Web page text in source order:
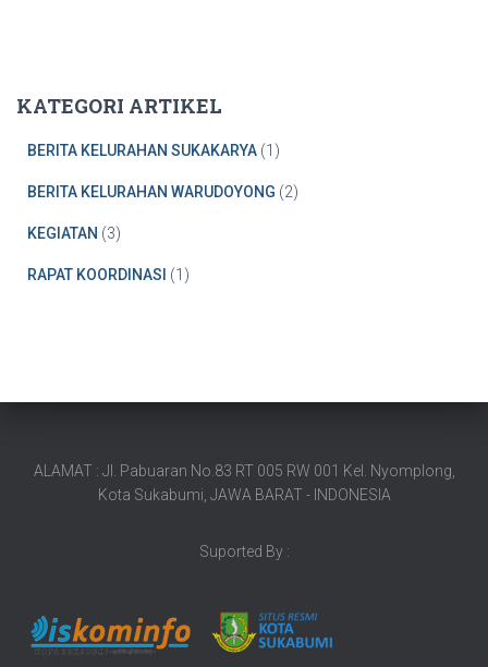
KATEGORI ARTIKEL
BERITA KELURAHAN SUKAKARYA (1)
BERITA KELURAHAN WARUDOYONG (2)
KEGIATAN (3)
RAPAT KOORDINASI (1)
ALAMAT : Jl. Pabuaran No.83 RT 005 RW 001 Kel. Nyomplong,
Kota Sukabumi, JAWA BARAT - INDONESIA
Suported By :